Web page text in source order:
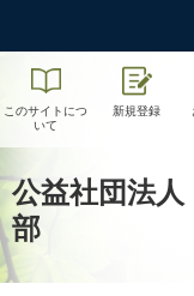
このサイトにつ
いて
新規登録
公益社団法
部